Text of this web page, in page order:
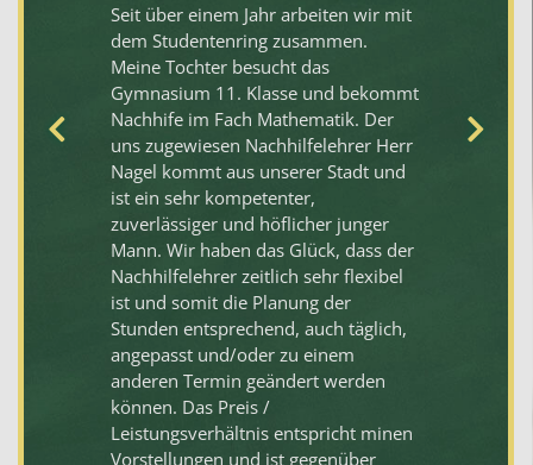
Seit über einem Jahr arbeiten wir mit
dem Studentenring zusammen.
Meine Tochter besucht das
Gymnasium 11. Klasse und bekommt
Nachhife im Fach Mathematik. Der
uns zugewiesen Nachhilfelehrer Herr
Nagel kommt aus unserer Stadt und
ist ein sehr kompetenter,
zuverlässiger und höflicher junger
Mann. Wir haben das Glück, dass der
Nachhilfelehrer zeitlich sehr flexibel
ist und somit die Planung der
Stunden entsprechend, auch täglich,
angepasst und/oder zu einem
anderen Termin geändert werden
können. Das Preis /
Leistungsverhältnis entspricht minen
Vorstellungen und ist gegenüber